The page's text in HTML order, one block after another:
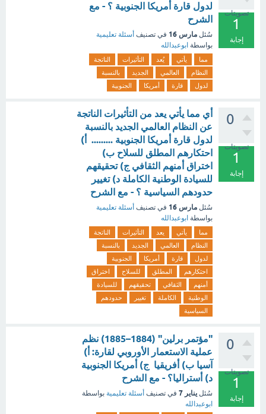
تصويتات
1
إجابة
لدول قارة أمريكا الجنوبية ؟ - مع
الشرح
سُئل مارس 16 في تصنيف أسئلة تعليمية
بواسطة ابوعبدالله
مما يأتي يُعد التأثيرات
الناتجة
النظام
العالمي الجديد
بالنسبة
لدول
قارة أمريكا الجنوبية
0
تصويتات
1
إجابة
أي مما يأتي يعد من التأثيرات الناتجة
عن النظام العالمي الجديد بالنسبة
لدول قارة أمريكا الجنوبية ......... أ)
احتكارهم المطلق للسلاح ب)
اختراق أمنهم الثقافي ج) تحقيقهم
للسيادة الوطنية الكاملة د) تغيير
حدودهم السياسية ؟ - مع الشرح
سُئل مارس 16 في تصنيف أسئلة تعليمية
بواسطة ابوعبدالله
مما يأتي يعد التأثيرات
الناتجة
النظام
العالمي الجديد
بالنسبة
لدول
قارة أمريكا
الجنوبية
احتكارهم
المطلق للسلاح
اختراق
أمنهم
الثقافي تحقيقهم
للسيادة
الوطنية
الكاملة تغيير
حدودهم
السياسية
0
تصويتات
1
إجابة
"مؤتمر برلين" (1884–1885) نظم
عملية الاستعمار الأوروبي لقارة: أ)
آسيا ب) أفريقيا ج) أمريكا الجنوبية
د) أستراليا؟ - مع الشرح
سُئل يناير 7 في تصنيف أسئلة تعليمية بواسطة
ابوعبدالله